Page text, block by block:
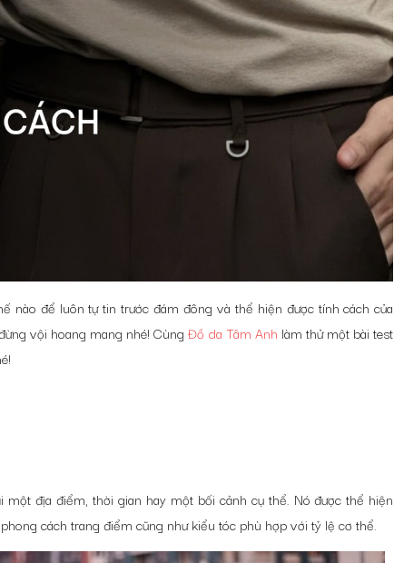
nào để luôn tự tin trước đám đông và thể hiện được tính cách của
vội hoang mang nhé! CùngĐồ da Tâm Anh làm thử một bài test
địa điểm, thời gian hay một bối cảnh cụ thể. Nó được thể hiện
cách trang điểm cũng như kiểu tóc phù hợp với tỷ lệ cơ thể.